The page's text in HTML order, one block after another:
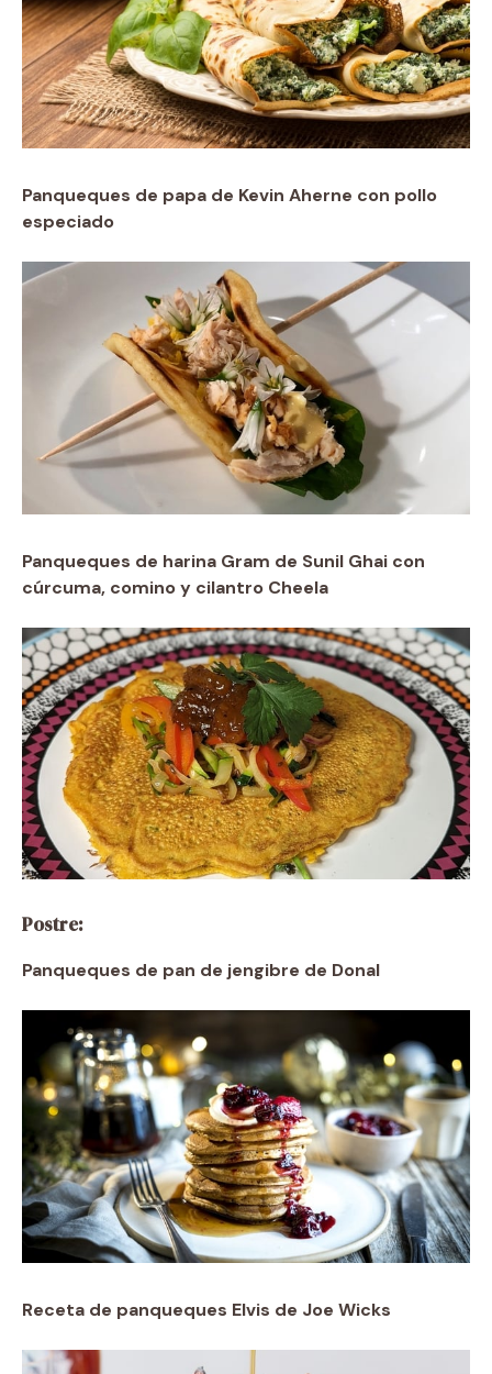
Panqueques de papa de Kevin Aherne con pollo
especiado
Panqueques de harina Gram de Sunil Ghai con
cúrcuma, comino y cilantro Cheela
Postre:
Panqueques de pan de jengibre de Donal
Receta de panqueques Elvis de Joe Wicks